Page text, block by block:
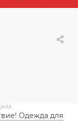
Одежда для